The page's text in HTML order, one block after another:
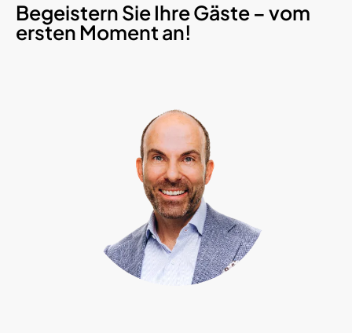
Begeistern Sie Ihre Gäste – vom
ersten Moment an!